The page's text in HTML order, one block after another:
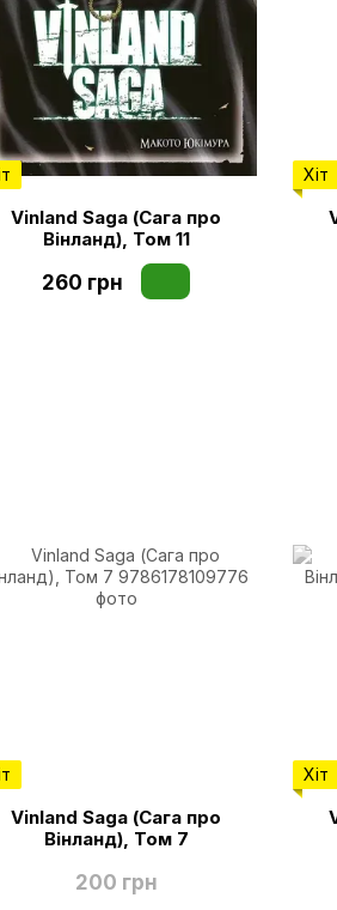
Vinland Saga (Сага про
Вінланд), Том 11
260 грн
Хіт
Vinland Saga (Сага про
Вінланд), Том 7
200 грн
Хіт